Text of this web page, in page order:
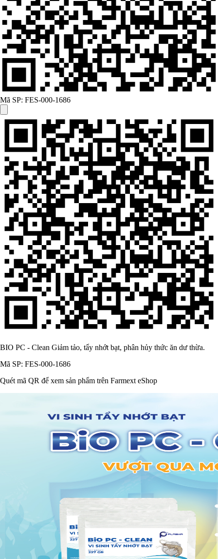
Mã SP: FES-000-1686
BIO PC - Clean Giảm tảo, tẩy nhớt bạt, phân hủy thức ăn dư thừa.
Mã SP: FES-000-1686
Quét mã QR để xem sản phẩm trên Farmext eShop